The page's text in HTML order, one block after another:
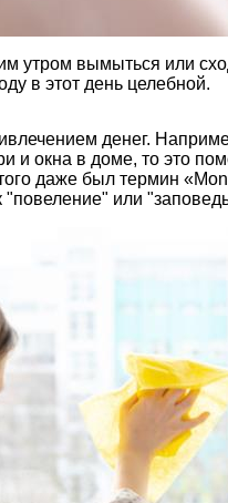
утром вымыться или
в этот день целебной.
денег.
и окна в доме, то это
даже был термин
"повеление" или